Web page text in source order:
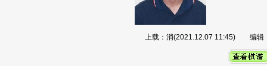
上载：消(2021.12.07 11:45) 编